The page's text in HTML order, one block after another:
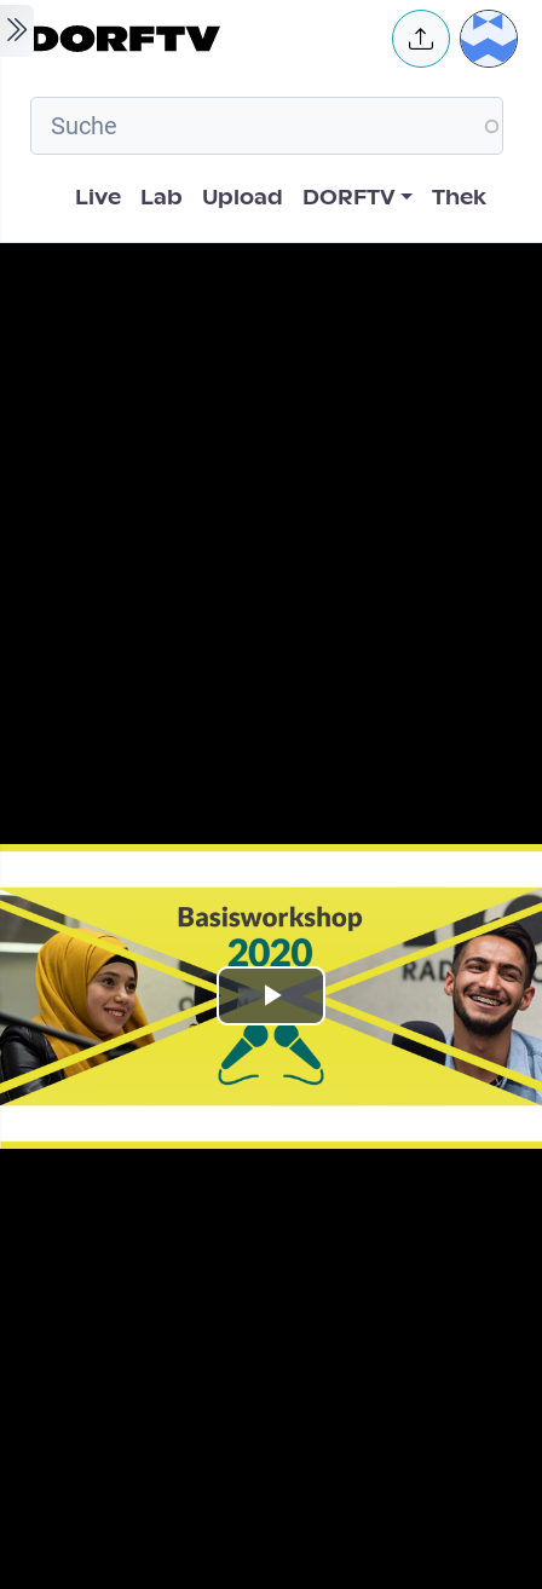
Skip to main content User
Hauptnavigation
Live Lab Upload DORFTV Thek
Play
Video